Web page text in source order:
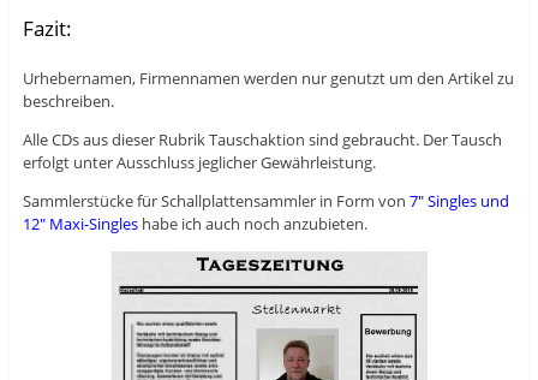
Fazit:
Urhebernamen, Firmennamen werden nur genutzt um den Artikel zu
beschreiben.
Alle CDs aus dieser Rubrik Tauschaktion sind gebraucht. Der Tausch
erfolgt unter Ausschluss jeglicher Gewährleistung.
Sammlerstücke für Schallplattensammler in Form von 7″ Singles und
12″ Maxi-Singleshabe ich auch noch anzubieten.